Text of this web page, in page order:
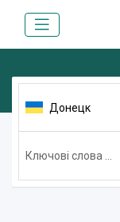
Донецк